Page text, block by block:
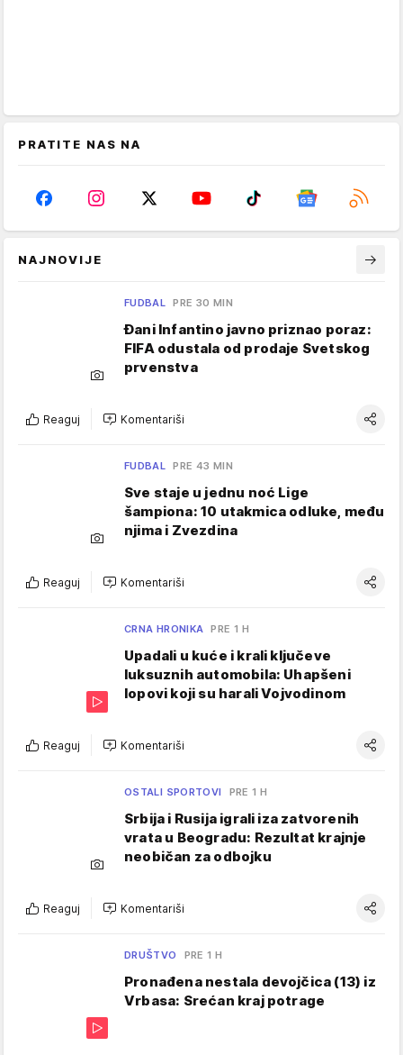
PRATITE NAS NA
NAJNOVIJE
FUDBAL PRE 30 MIN
Đani Infantino javno priznao poraz:
FIFA odustala od prodaje Svetskog
prvenstva
Reaguj Komentariši
FUDBAL PRE 43 MIN
Sve staje u jednu noć Lige
šampiona: 10 utakmica odluke, među
njima i Zvezdina
Reaguj Komentariši
CRNA HRONIKA PRE 1 H
Upadali u kuće i krali ključeve
luksuznih automobila: Uhapšeni
lopovi koji su harali Vojvodinom
Reaguj Komentariši
OSTALI SPORTOVI PRE 1 H
Srbija i Rusija igrali iza zatvorenih
vrata u Beogradu: Rezultat krajnje
neobičan za odbojku
Reaguj Komentariši
DRUŠTVO PRE 1 H
Pronađena nestala devojčica (13) iz
Vrbasa: Srećan kraj potrage